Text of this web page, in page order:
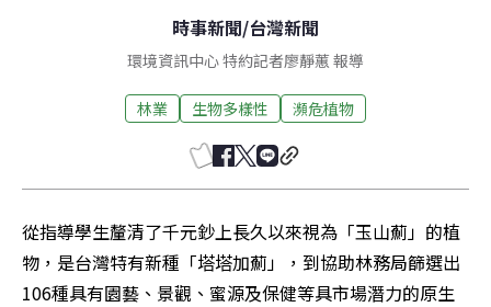
時事新聞/台灣新聞
環境資訊中心 特約記者廖靜蕙 報導
林業 生物多樣性 瀕危植物
從指導學生釐清了千元鈔上長久以來視為「玉山薊」的植
物，是台灣特有新種「塔塔加薊」，到協助林務局篩選出
106種具有園藝、景觀、蜜源及保健等具市場潛力的原生